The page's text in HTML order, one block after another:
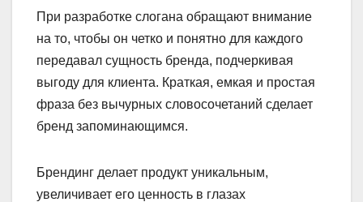
При разработке слогана обращают внимание
на то, чтобы он четко и понятно для каждого
передавал сущность бренда, подчеркивая
выгоду для клиента. Краткая, емкая и простая
фраза без вычурных словосочетаний сделает
бренд запоминающимся.
Брендинг делает продукт уникальным,
увеличивает его ценность в глазах